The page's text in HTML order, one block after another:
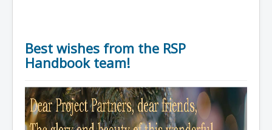
Best wishes from the RSP
Handbook team!